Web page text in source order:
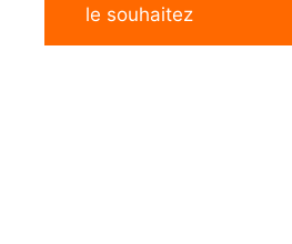
le souhaitez